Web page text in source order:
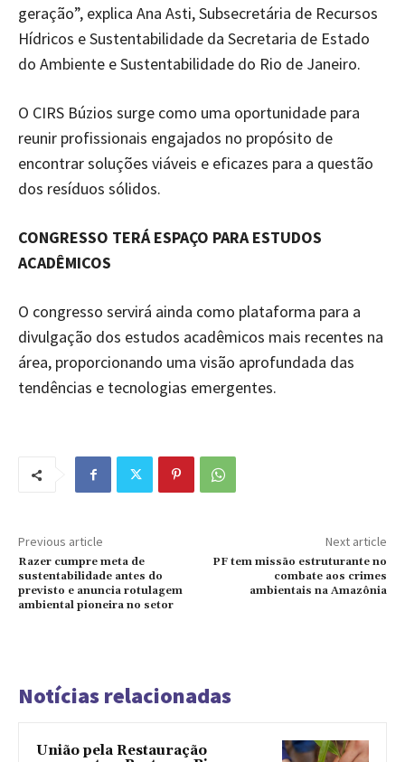
geração”, explica Ana Asti, Subsecretária de Recursos
Hídricos e Sustentabilidade da Secretaria de Estado
do Ambiente e Sustentabilidade do Rio de Janeiro.
O CIRS Búzios surge como uma oportunidade para
reunir profissionais engajados no propósito de
encontrar soluções viáveis e eficazes para a questão
dos resíduos sólidos.
CONGRESSO TERÁ ESPAÇO PARA ESTUDOS
ACADÊMICOS
O congresso servirá ainda como plataforma para a
divulgação dos estudos acadêmicos mais recentes na
área, proporcionando uma visão aprofundada das
tendências e tecnologias emergentes.
Previous article
Razer cumpre meta de
sustentabilidade antes do
previsto e anuncia rotulagem
ambiental pioneira no setor
Next article
PF tem missão estruturante no
combate aos crimes
ambientais na Amazônia
Notícias relacionadas
União pela Restauração